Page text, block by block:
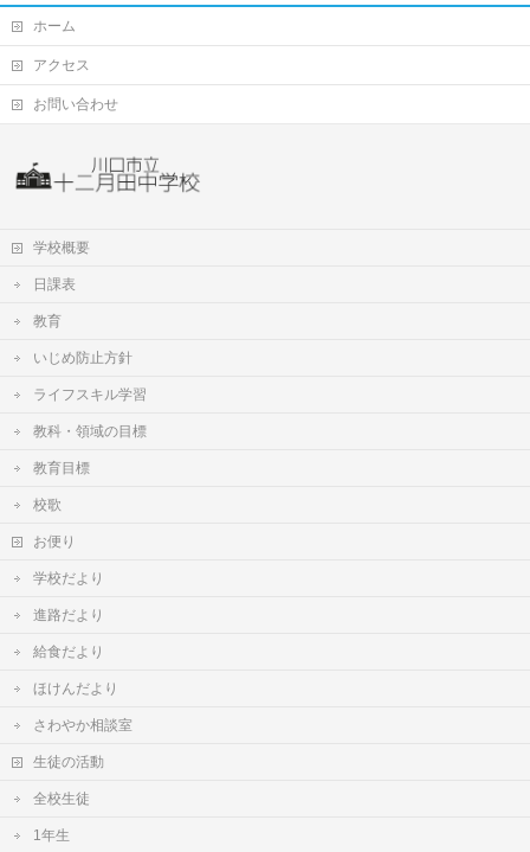
ホーム
アクセス
お問い合わせ
学校概要
日課表
教育
いじめ防止方針
ライフスキル学習
教科・領域の目標
教育目標
校歌
お便り
学校だより
進路だより
給食だより
ほけんだより
さわやか相談室
生徒の活動
全校生徒
1年生